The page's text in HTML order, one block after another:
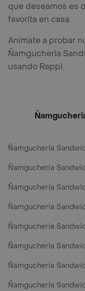
que deseamos es
favorita en casa.
Anímate a probar
Ñamgucheria
usando Rappi.
Ñamgucheria
Ñamgucheria
Ñamgucheria
Ñamgucheria
Ñamgucheria
Ñamgucheria
Ñamgucheria
Ñamgucheria